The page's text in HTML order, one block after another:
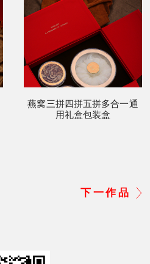
燕窝三拼四拼五拼多合一通
用礼盒包装盒
下一作品